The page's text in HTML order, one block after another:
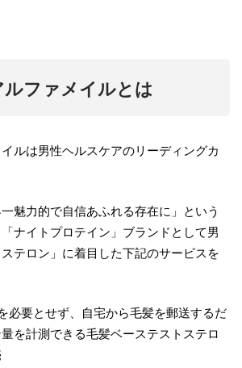
ルファメイルとは
ルは男性ヘルスケアのリーディングカ
一魅力的で自信あふれる存在に」という
ナイトプロテイン」ブランドとして男
テロン」に着目した下記のサービスを
必要とせず、自宅から毛髪を郵送するだ
を計測できる毛髪ベーステストステロ